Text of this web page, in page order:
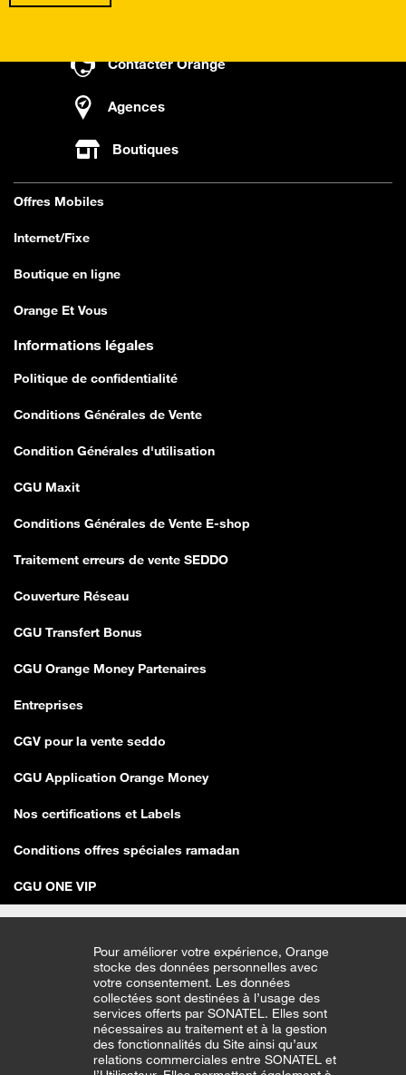
Pour améliorer votre expérience, Orange
stocke des données personnelles avec
votre consentement. Les données
collectées sont destinées à l’usage des
services offerts par SONATEL. Elles sont
nécessaires au traitement et à la gestion
des fonctionnalités du Site ainsi qu’aux
relations commerciales entre SONATEL et
Contacter Orange
Agences
Boutiques
Offres Mobiles
Internet/Fixe
Boutique en ligne
Orange Et Vous
Informations légales
Politique de confidentialité
Conditions Générales de Vente
Condition Générales d'utilisation
CGU Maxit
Conditions Générales de Vente E-shop
Traitement erreurs de vente SEDDO
Couverture Réseau
CGU Transfert Bonus
CGU Orange Money Partenaires
Entreprises
CGV pour la vente seddo
CGU Application Orange Money
Nos certifications et Labels
Conditions offres spéciales ramadan
CGU ONE VIP